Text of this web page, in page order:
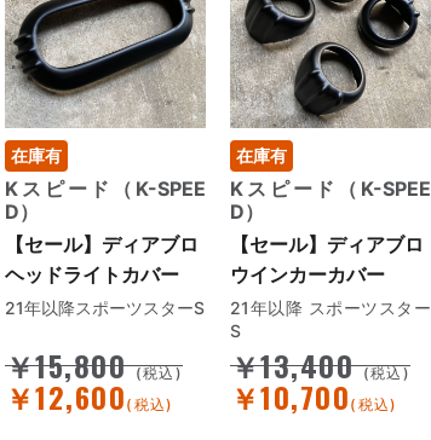
在庫有
Kスピード（K-SPEE
D）
【セール】ディアブロ
ヘッドライトカバー
21年以降スポーツスターS
￥15,800(税込)
￥12,600 (税込)
在庫有
Kスピード（K-SPEE
D）
【セール】ディアブロ
ウインカーカバー
21年以降 スポーツスター
S
￥13,400(税込)
￥10,700 (税込)